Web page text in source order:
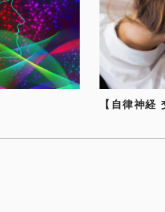
【自律神